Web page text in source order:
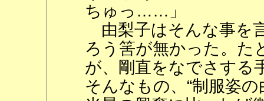
ちゅっ……」
由梨子はそんな事を
ろう筈が無かった。た
が、剛直をなでさする
そんなもの、“制服姿